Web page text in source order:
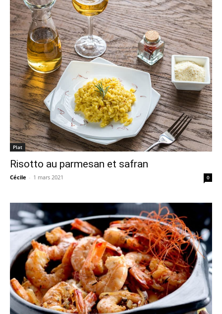
Plat
Risotto au parmesan et safran
Cécile - 1 mars 2021 0